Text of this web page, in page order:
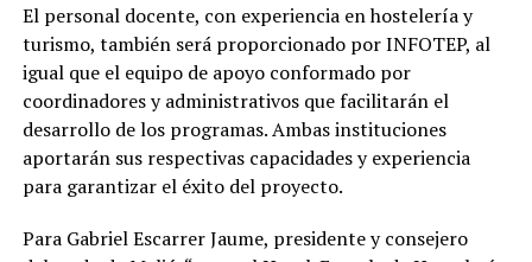
El personal docente, con experiencia en hostelería y
turismo, también será proporcionado por INFOTEP, al
igual que el equipo de apoyo conformado por
coordinadores y administrativos que facilitarán el
desarrollo de los programas. Ambas instituciones
aportarán sus respectivas capacidades y experiencia
para garantizar el éxito del proyecto.
Para Gabriel Escarrer Jaume, presidente y consejero